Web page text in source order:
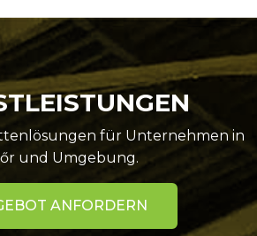
für Unternehmen in
und Umgebung.
ANFORDERN